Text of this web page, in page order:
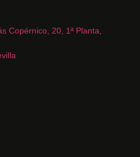
Copérnico, 20, 1ª Planta,